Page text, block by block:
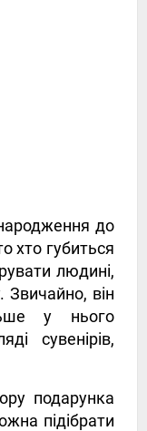
до
хто губиться
людині,
Звичайно, він
у нього
сувенірів,
подарунка
підібрати